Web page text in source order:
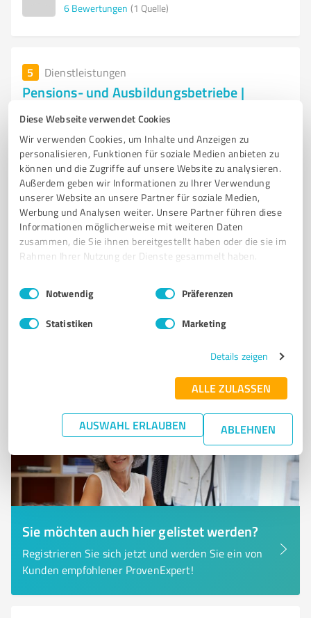
Diese Webseite verwendet Cookies
Wir verwenden Cookies, um Inhalte und Anzeigen zu
personalisieren, Funktionen für soziale Medien anbieten zu
können und die Zugriffe auf unsere Website zu analysieren.
Außerdem geben wir Informationen zu Ihrer Verwendung
unserer Website an unsere Partner für soziale Medien,
Werbung und Analysen weiter. Unsere Partner führen diese
Informationen möglicherweise mit weiteren Daten
zusammen, die Sie ihnen bereitgestellt haben oder die sie im
Rahmen Ihrer Nutzung der Dienste gesammelt haben.
Impressum Datenschutzbestimmungen
Einwilligungsauswahl
Notwendig Präferenzen
Statistiken Marketing
Details zeigen
ALLE ZULASSEN
AUSWAHL ERLAUBEN ABLEHNEN
6 Bewertungen (1 Quelle)
5 Dienstleistungen
Pensions- und Ausbildungsbetriebe |
Reitstall Lenzen in Lenzen
REITSCHULE PENSIONSHALTUNG REITUNTERRICHT PFERDEPENSION
REITCAMP PFERDEPFLEGE ANGELA REU REITERFAHRUNG
PFERDEAUSBILDUNG REITUNTERRICHT FÜR KINDER
REITUNTERRICHT FÜR ERWACHSENE PFERDELIEBE
info@reitstall-lenzen.de www.reitstall-lenzen.de/
Sie möchten auch hier gelistet werden?
Registrieren Sie sich jetzt und werden Sie ein von
Kunden empfohlener ProvenExpert!